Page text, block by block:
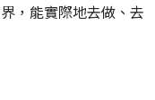
，能實際地去做、去